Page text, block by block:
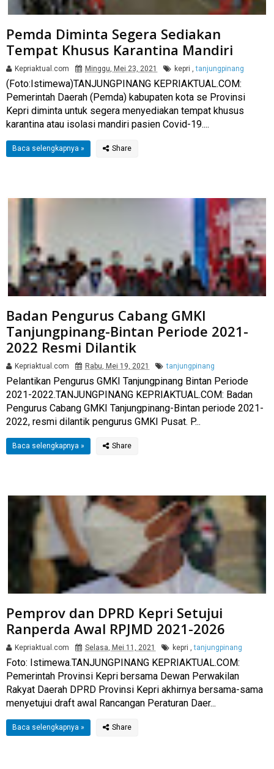
Pemda Diminta Segera Sediakan
Tempat Khusus Karantina Mandiri
Kepriaktual.com Minggu, Mei 23, 2021 kepri tanjungpinang
(Foto:Istimewa)TANJUNGPINANG KEPRIAKTUAL.COM:
Pemerintah Daerah (Pemda) kabupaten kota se Provinsi
Kepri diminta untuk segera menyediakan tempat khusus
karantina atau isolasi mandiri pasien Covid-19....
Baca selengkapnya »
Badan Pengurus Cabang GMKI
Tanjungpinang-Bintan Periode 2021-
2022 Resmi Dilantik
Kepriaktual.com Rabu, Mei 19, 2021 tanjungpinang
Pelantikan Pengurus GMKI Tanjungpinang Bintan Periode
2021-2022.TANJUNGPINANG KEPRIAKTUAL.COM: Badan
Pengurus Cabang GMKI Tanjungpinang-Bintan periode 2021-
2022, resmi dilantik pengurus GMKI Pusat. P...
Baca selengkapnya »
Pemprov dan DPRD Kepri Setujui
Ranperda Awal RPJMD 2021-2026
Kepriaktual.com Selasa, Mei 11, 2021 kepri tanjungpinang
Foto: Istimewa.TANJUNGPINANG KEPRIAKTUAL.COM:
Pemerintah Provinsi Kepri bersama Dewan Perwakilan
Rakyat Daerah DPRD Provinsi Kepri akhirnya bersama-sama
menyetujui draft awal Rancangan Peraturan Daer...
Baca selengkapnya »